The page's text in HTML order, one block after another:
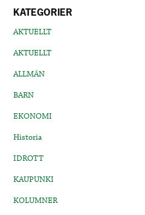
KATEGORIER
AKTUELLT
AKTUELLT
ALLMÄN
BARN
EKONOMI
Historia
IDROTT
KAUPUNKI
KOLUMNER